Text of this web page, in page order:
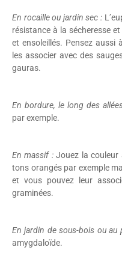
En rocaille ou jardin sec :
résistance à la sécheresse
et ensoleillés. Pensez aussi
les associer avec des
gauras.
En bordure, le long des
par exemple.
En massif :Jouez la couleur
tons orangés par exemple
et vous pouvez leur
graminées.
En jardin de sous-bois ou au
amygdaloïde.